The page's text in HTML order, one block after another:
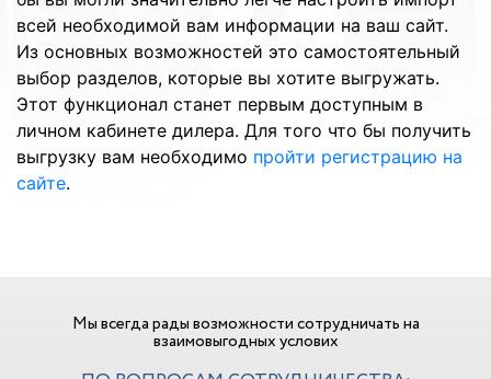
всей необходимой вам информации на ваш сайт.
Из основных возможностей это самостоятельный
выбор разделов, которые вы хотите выгружать.
Этот функционал станет первым доступным в
личном кабинете дилера. Для того что бы получить
выгрузку вам необходимо пройти регистрацию на
сайте.
Мы всегда рады возможности сотрудничать на
взаимовыгодных услових